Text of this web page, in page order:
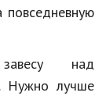
над
Нужно лучше